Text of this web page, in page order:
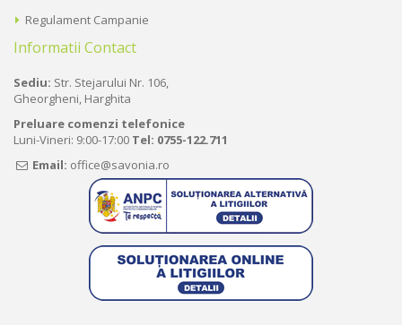
Regulament Campanie
Informatii Contact
Sediu: Str. Stejarului Nr. 106,
Gheorgheni, Harghita
Preluare comenzi telefonice
Luni-Vineri: 9:00-17:00 Tel: 0755-122.711
Email: office@savonia.ro